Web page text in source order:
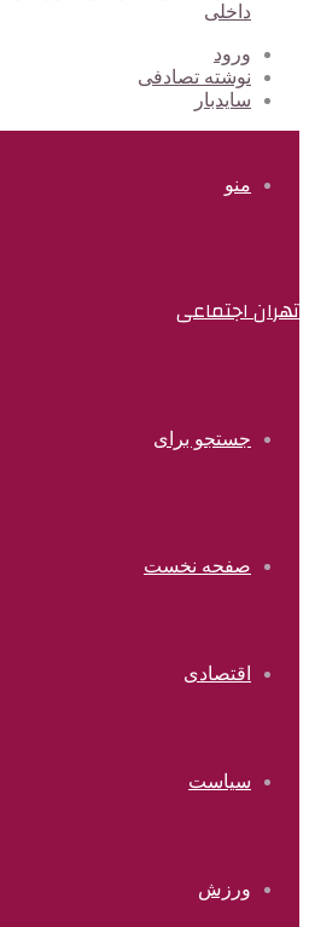
داخلی
ورود
نوشته تصادفی
سایدبار
منو
تهران اجتماعی
جستجو برای
صفحه نخست
اقتصادی
سیاست
ورزش